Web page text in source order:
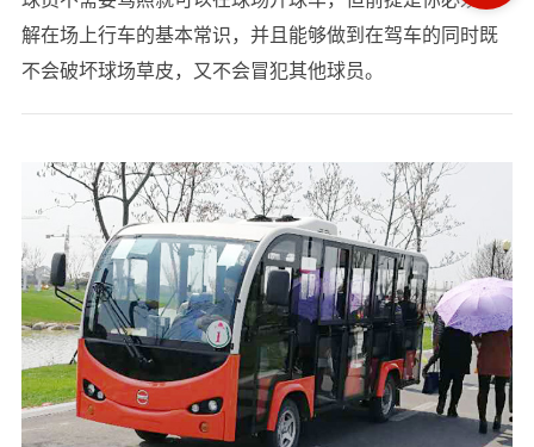
解在场上行车的基本常识，并且能够做到在驾车的同时既
不会破坏球场草皮，又不会冒犯其他球员。